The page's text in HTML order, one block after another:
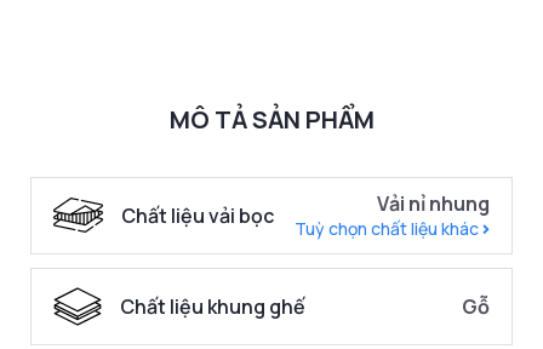
MÔ TẢ SẢN PHẨM
Chất liệu vải bọc Vải nỉ nhung
Tuỳ chọn chất liệu khác
Chất liệu khung ghế Gỗ